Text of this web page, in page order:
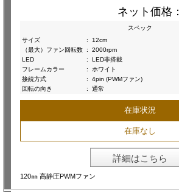
ネット価格：
スペック
サイズ
:
12cm
（最大）ファン回転数 :
2000rpm
LED
:
LED非搭載
フレームカラー
:
ホワイト
接続方式
:
4pin (PWMファン)
回転の向き
: 通常
在庫状況
在庫なし
詳細はこちら
120㎜ 高静圧PWMファン